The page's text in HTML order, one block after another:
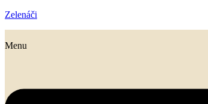
Zelenáči
Menu